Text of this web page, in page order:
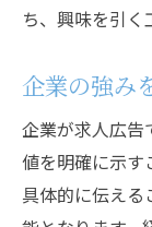
ち、興味を引く
企業の強み
企業が求人広告
値を明確に示す
具体的に伝える